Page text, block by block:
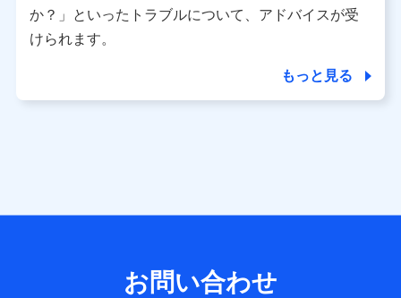
※ dポイントクラブ会員ではないお客さま（2019年12月11
日以降、一度もdポイントクラブ会員であったことがないお
個人データは、こちら の利用目的の範囲内に限って共同利
用します。
サービス提供等を通じて取得した、以下の情報などの個人デ
か？」といったトラブルについて、アドバイスが受
けられます。
もっと見る
お問い合わせ